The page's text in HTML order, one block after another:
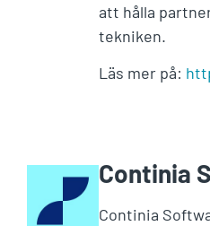
att hålla
tekniken.
Läs mer på:
Continia
Continia